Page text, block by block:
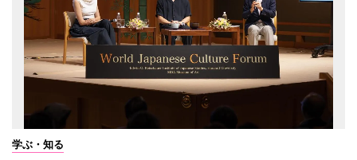
学ぶ・知る